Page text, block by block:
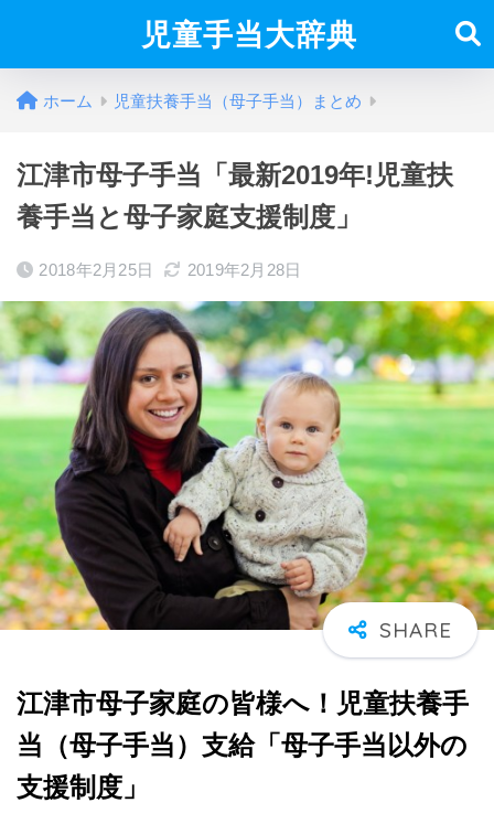
児童手当大辞典
ホーム 児童扶養手当（母子手当）まとめ
江津市母子手当「最新2019年!児童扶
養手当と母子家庭支援制度」
2018年2月25日 2019年2月28日
江津市母子家庭の皆様へ！児童扶養手
当（母子手当）支給「母子手当以外の
支援制度」